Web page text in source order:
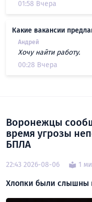
01:58 Вчера
Какие вакансии
Андрей
Хочу найти работу.
00:28 Вчера
Воронежцы
время угрозы
БПЛА
22:43 2026-08-06 1
Хлопки были слышны